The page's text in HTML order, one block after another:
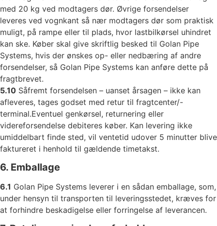
med 20 kg ved modtagers dør. Øvrige forsendelser
leveres ved vognkant så nær modtagers dør som praktisk
muligt, på rampe eller til plads, hvor lastbilkørsel uhindret
kan ske. Køber skal give skriftlig besked til Golan Pipe
Systems, hvis der ønskes op- eller nedbæring af andre
forsendelser, så Golan Pipe Systems kan anføre dette på
fragtbrevet.
5.10 Såfremt forsendelsen – uanset årsagen – ikke kan
afleveres, tages godset med retur til fragtcenter/-
terminal.Eventuel genkørsel, returnering eller
videreforsendelse debiteres køber. Kan levering ikke
umiddelbart finde sted, vil ventetid udover 5 minutter blive
faktureret i henhold til gældende timetakst.
6. Emballage
6.1 Golan Pipe Systems leverer i en sådan emballage, som,
under hensyn til transporten til leveringsstedet, kræves for
at forhindre beskadigelse eller forringelse af leverancen.